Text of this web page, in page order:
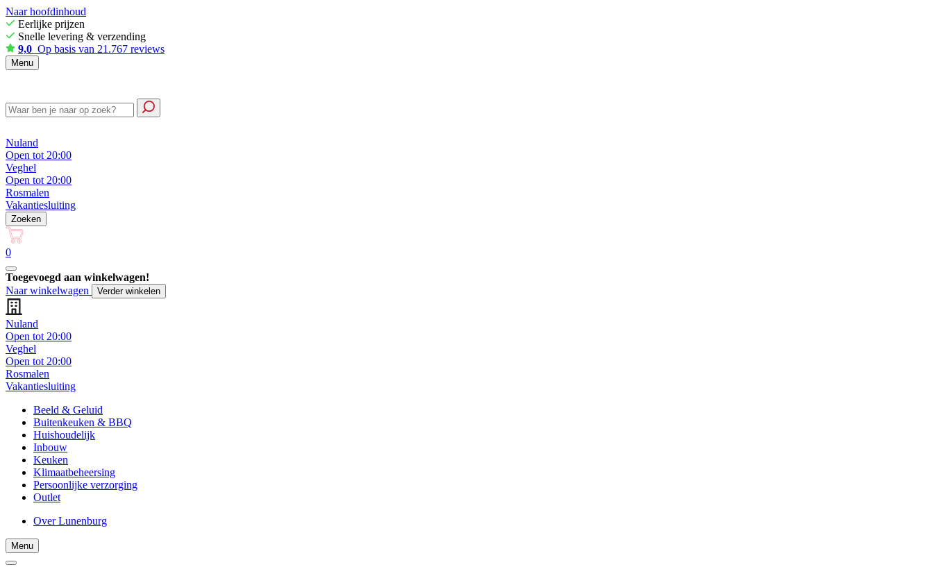
Naar hoofdinhoud
Eerlijke prijzen
Snelle levering & verzending
9,0 Op basis van 21.767 reviews
Menu
Nuland
Open tot 20:00
Veghel
Open tot 20:00
Rosmalen
Vakantiesluiting
Zoeken
0
Toegevoegd aan winkelwagen!
Naar winkelwagen
Verder winkelen
Nuland
Open tot 20:00
Veghel
Open tot 20:00
Rosmalen
Vakantiesluiting
Beeld & Geluid
Buitenkeuken & BBQ
Huishoudelijk
Inbouw
Keuken
Klimaatbeheersing
Persoonlijke verzorging
Outlet
Over Lunenburg
Menu